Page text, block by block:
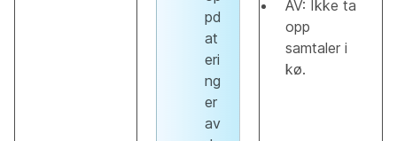
pd
at
eri
ng
er
av
AV: Ikke ta
opp
samtaler i
kø.